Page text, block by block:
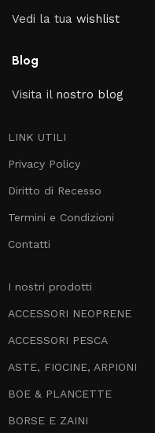
Vedi la tuawishlist
Blog
Visita il nostro blog
LINK UTILI
Privacy Policy
Diritto di Recesso
Termini e Condizioni
Contatti
I nostri prodotti
ACCESSORI NEOPRENE
ACCESSORI PESCA
ASTE, FIOCINE, ARPIONI
BOE & PLANCETTE
BORSE E ZAINI